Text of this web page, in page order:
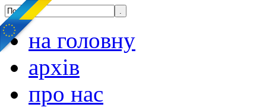
на головну
архів
про нас